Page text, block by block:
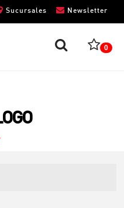
Newsletter
Sucursales
0